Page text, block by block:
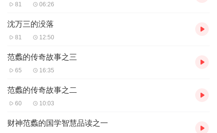
81 06:26
沈万三的没落
81 12:50
范蠡的传奇故事之三
65 16:35
范蠡的传奇故事之二
60 10:03
财神范蠡的国学智慧品读之一